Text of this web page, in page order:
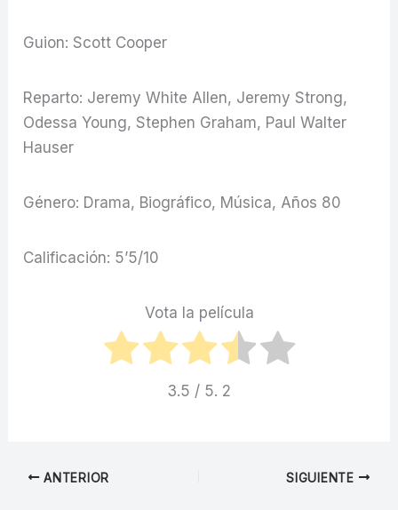
Guion: Scott Cooper
Reparto: Jeremy White Allen, Jeremy Strong,
Odessa Young, Stephen Graham, Paul Walter
Hauser
Género: Drama, Biográfico, Música, Años 80
Calificación: 5’5/10
Vota la película
3.5 / 5. 2
ANTERIOR SIGUIENTE